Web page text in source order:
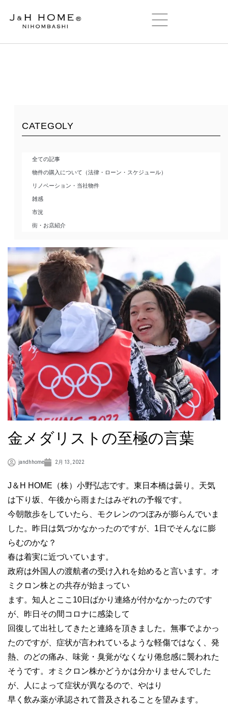
金メダリストの至極の言葉
jandhhome 2月 13, 2022
J＆H HOME（株）小野弘志です。東日本橋は曇り。天気
は下り坂、午後から雨またはみぞれの予報です。
今朝散歩をしていたら、モクレンのつぼみが膨らんでいま
した。昨日は気づかなかったのですが、1日でそんなに膨
らむのかな？
春は着実に近づいています。
政府は外国人の渡航者の受け入れを始めると言います。オ
ミクロン株との共存が始まってい
ます。知人とここ10日ばかり連絡が付かなかったのです
が、昨日その間コロナに感染して
回復して出社してきたと連絡を頂きました。無事でよかっ
たのですが、症状が言われているような軽傷ではなく、発
熱、のどの痛み、味覚・臭覚がなくなり倦怠感に襲われた
そうです。オミクロン株かどうかは分かりませんでした
が、人によって症状が異なるので、やはり
早く飲み薬が承認されて普及されることを望みます。
CATEGOLY
全ての記事
物件の購入について（法律・ローン・スケジュール）
リノベーション・当社物件
雑感
市況
街・お店紹介